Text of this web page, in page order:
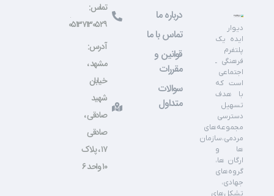
دیوار
ایده یک
پلتفرم
فرهنگی ـ
اجتماعی
است که
با هدف
تسهیل
دسترسی
مجموعه‌های
مردمی،سازمان
ها و
ارگان ها،
گروه‌های
جهادی،
تشکل‌های
درباره ما
تماس با ما
قوانین و
مقررات
سوالات
متداول
تماس:
۰۵۱۳۷۱۳۰۵۲۹
آدرس:
مشهد ،
خیابان
شهید
صادقی ،
صادقی
۱۷ ، پلاک
۱۰ واحد ۶